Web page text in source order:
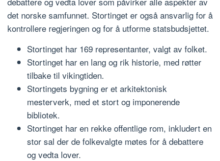
det norske samfunnet. Stortinget er også ansvarlig for å
kontrollere regjeringen og for å utforme statsbudsjettet.
Stortinget har 169 representanter, valgt av folket.
Stortinget har en lang og rik historie, med røtter
tilbake til vikingtiden.
Stortingets bygning er et arkitektonisk
mesterverk, med et stort og imponerende
bibliotek.
Stortinget har en rekke offentlige rom, inkludert en
stor sal der de folkevalgte møtes for å debattere
og vedta lover.